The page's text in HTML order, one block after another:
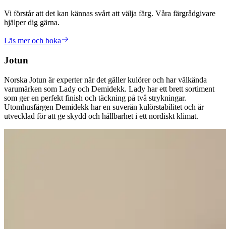
Vi förstår att det kan kännas svårt att välja färg. Våra färgrådgivare
hjälper dig gärna.
Läs mer och boka
Jotun
Norska Jotun är experter när det gäller kulörer och har välkända
varumärken som Lady och Demidekk. Lady har ett brett sortiment
som ger en perfekt finish och täckning på två strykningar.
Utomhusfärgen Demidekk har en suverän kulörstabilitet och är
utvecklad för att ge skydd och hållbarhet i ett nordiskt klimat.